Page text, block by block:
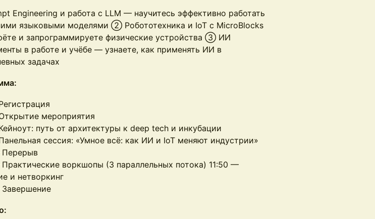
Engineering и работа с LLM — научитесь эффективно работать
языковыми моделями ② Робототехника и IoT с MicroBlocks
и запрограммируете физические устройства ③ ИИ
в работе и учёбе — узнаете, как применять ИИ в
задачах
мероприятия
путь от архитектуры к deep tech и инкубации
сессия: «Умное всё: как ИИ и IoT меняют индустрии»
воркшопы (3 параллельных потока) 11:50 —
и нетворкинг